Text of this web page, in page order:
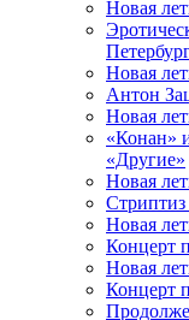
Новая
Новая
Антон
Новая
«Конан»
«Другие»
Новая
Новая
Концерт
Новая
Концерт